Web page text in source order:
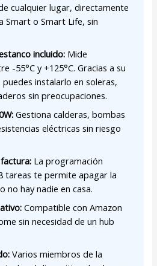
cualquier lugar, directamente
Smart o Smart Life, sin
incluido: Mide
-55°C y +125°C. Gracias a su
instalarlo en soleras,
sin preocupaciones.
Gestiona calderas, bombas
eléctricas sin riesgo
La programación
tareas te permite apagar la
no hay nadie en casa.
Compatible con Amazon
sin necesidad de un hub
Varios miembros de la